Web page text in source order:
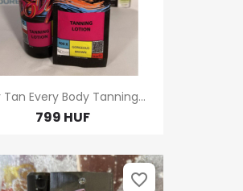
Tan Every Body Tanning...
799 HUF
favorite_border